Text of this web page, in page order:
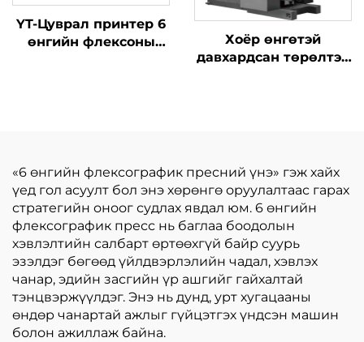
YT-Цуврал принтер 6
өнгийн флексоны
Хоёр өнгөтэй
давхардсан төрөлтэй
«6 өнгийн флексографик пресний үнэ» гэж хайх
үед гол асуулт бол энэ хөрөнгө оруулалтаас гарах
стратегийн оноог судлах явдал юм. 6 өнгийн
флексографик пресс нь баглаа боодолын
хэвлэлтийн салбарт өртөөхгүй байр суурь
эзэлдэг бөгөөд үйлдвэрлэлийн чадал, хэвлэх
чанар, эдийн засгийн үр ашгийг гайхалтай
тэнцвэржүүлдэг. Энэ нь дунд, урт хугацааны
өндөр чанартай ажлыг гүйцэтгэх үндсэн машин
болон ажиллаж байна.